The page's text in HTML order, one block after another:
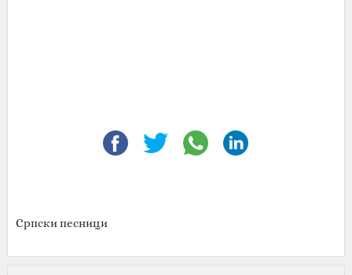
Српски песници